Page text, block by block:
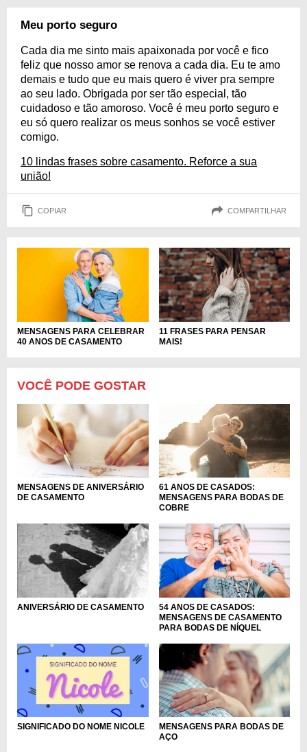
Meu porto seguro
Cada dia me sinto mais apaixonada por você e fico
feliz que nosso amor se renova a cada dia. Eu te amo
demais e tudo que eu mais quero é viver pra sempre
ao seu lado. Obrigada por ser tão especial, tão
cuidadoso e tão amoroso. Você é meu porto seguro e
eu só quero realizar os meus sonhos se você estiver
comigo.
10 lindas frases sobre casamento. Reforce a sua
união!
COPIAR COMPARTILHAR
MENSAGENS PARA CELEBRAR
40 ANOS DE CASAMENTO
11 FRASES PARA PENSAR
MAIS!
VOCÊ PODE GOSTAR
MENSAGENS DE ANIVERSÁRIO
DE CASAMENTO
61 ANOS DE CASADOS:
MENSAGENS PARA BODAS DE
COBRE
ANIVERSÁRIO DE CASAMENTO
54 ANOS DE CASADOS:
MENSAGENS DE CASAMENTO
PARA BODAS DE NÍQUEL
SIGNIFICADO DO NOME NICOLE
MENSAGENS PARA BODAS DE
AÇO